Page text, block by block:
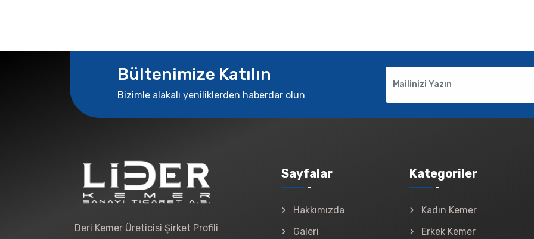
Bültenimize Katılın
Bizimle alakalı yeniliklerden haberdar olun
Deri Kemer Üreticisi Şirket Profili
Sayfalar
Hakkımızda
Galeri
Kategoriler
Kadın Kemer
Erkek Kemer